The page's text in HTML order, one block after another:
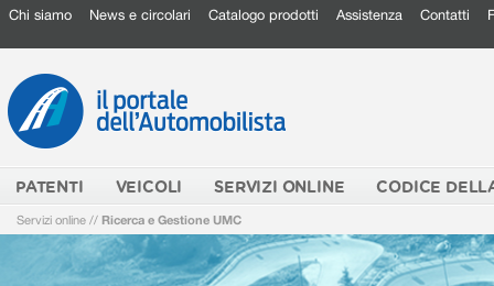
Chi siamo News e circolari Catalogo prodotti Assistenza Contatti
PATENTI VEICOLI SERVIZI ONLINE CODICE
Servizi online // Ricerca e Gestione UMC